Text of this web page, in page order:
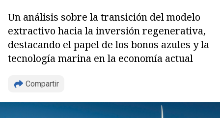
Un análisis sobre la transición del modelo
extractivo hacia la inversión regenerativa,
destacando el papel de los bonos azules y la
tecnología marina en la economía actual
Compartir